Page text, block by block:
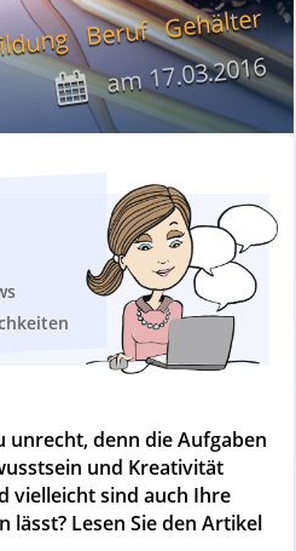
Beruf Gehälter
am17.03.2016
unrecht, denn die Aufgaben
und Kreativität
vielleicht sind auch Ihre
Lesen Sie den Artikel